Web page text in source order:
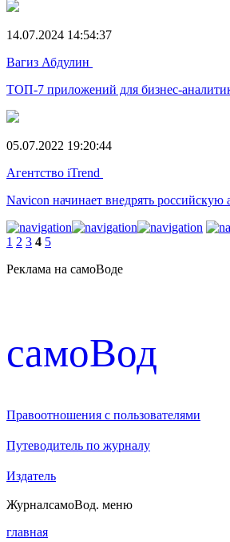
14.07.2024 14:54:37
Вагиз Абдулин
ТОП-7 приложений для бизнес-
05.07.2022 19:20:44
Агентство iTrend
Navicon начинает внедрять
1 2 3 4 5
Реклама на самоВоде
cамоВод
Правоотношения с пользователями
Путеводитель по журналу
Издатель
ЖурналсамоВод. меню
главная